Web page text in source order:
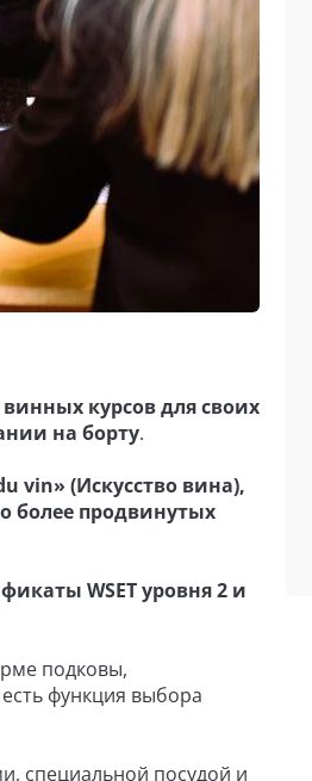
курсов для своих
на борту.
vin» (Искусство вина),
более продвинутых
WSET уровня 2 и
подковы,
функция выбора
специальной посудой и